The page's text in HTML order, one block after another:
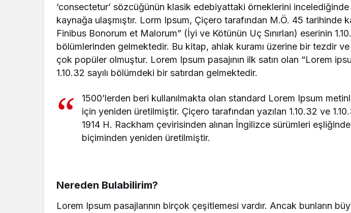
‘consectetur’ sözcüğünün klasik edebiyattaki örneklerini incelediğinde
kaynağa ulaşmıştır. Lorm Ipsum, Çiçero tarafından M.Ö. 45 tarihinde
Finibus Bonorum et Malorum” (İyi ve Kötünün Uç Sınırları) eserinin
bölümlerinden gelmektedir. Bu kitap, ahlak kuramı üzerine bir tezdir
çok popüler olmuştur. Lorem Ipsum pasajının ilk satırı olan “Lorem
1.10.32 sayılı bölümdeki bir satırdan gelmektedir.
1500’lerden beri kullanılmakta olan standard Lorem Ipsum
için yeniden üretilmiştir. Çiçero tarafından yazılan 1.10.32 ve
1914 H. Rackham çevirisinden alınan İngilizce sürümleri
biçiminden yeniden üretilmiştir.
Nereden Bulabilirim?
Lorem Ipsum pasajlarının birçok çeşitlemesi vardır. Ancak bunların